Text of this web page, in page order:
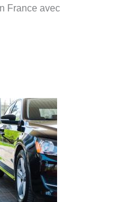
France avec